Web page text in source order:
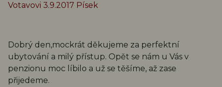
Votavovi 3.9.2017 Písek
Dobrý den,mockrát děkujeme za perfektní
ubytování a milý přístup. Opět se nám u Vás v
penzionu moc líbilo a už se těšíme, až zase
přijedeme.